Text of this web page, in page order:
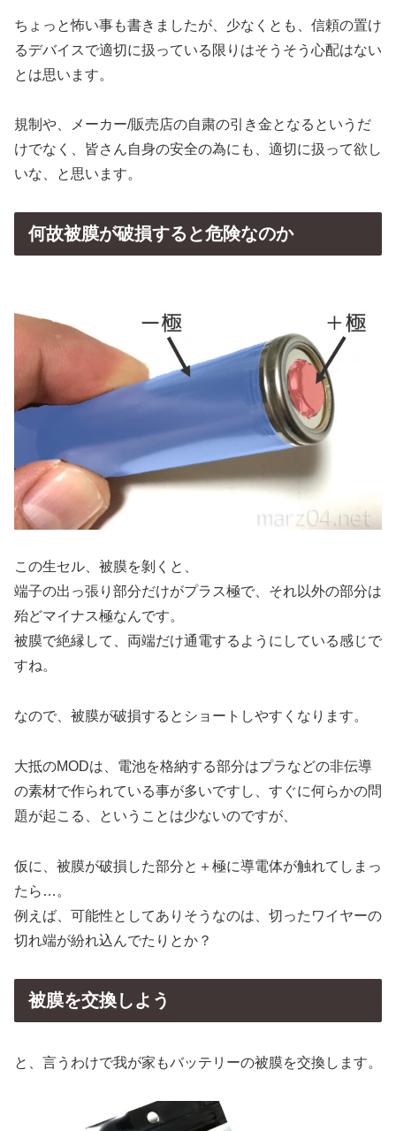
ちょっと怖い事も書きましたが、少なくとも、信頼の置け
るデバイスで適切に扱っている限りはそうそう心配はない
とは思います。
規制や、メーカー/販売店の自粛の引き金となるというだ
けでなく、皆さん自身の安全の為にも、適切に扱って欲し
いな、と思います。
何故被膜が破損すると危険なのか
この生セル、被膜を剝くと、
端子の出っ張り部分だけがプラス極で、それ以外の部分は
殆どマイナス極なんです。
被膜で絶縁して、両端だけ通電するようにしている感じで
すね。
なので、被膜が破損するとショートしやすくなります。
大抵のMODは、電池を格納する部分はプラなどの非伝導
の素材で作られている事が多いですし、すぐに何らかの問
題が起こる、ということは少ないのですが、
仮に、被膜が破損した部分と＋極に導電体が触れてしまっ
たら…。
例えば、可能性としてありそうなのは、切ったワイヤーの
切れ端が紛れ込んでたりとか？
被膜を交換しよう
と、言うわけで我が家もバッテリーの被膜を交換します。